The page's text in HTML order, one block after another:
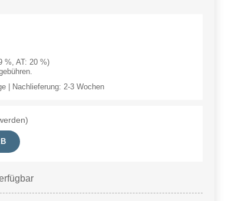
%, AT: 20 %)
| Nachlieferung: 2-3 Wochen